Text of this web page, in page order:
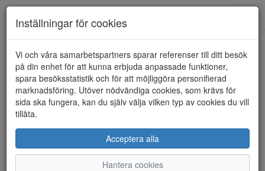
HEM DUFFY
Inställningar för cookies
Vi och våra samarbetspartners sparar referenser till ditt besök
på din enhet för att kunna erbjuda anpassade funktioner,
spara besöksstatistik och för att möjliggöra personifierad
marknadsföring. Utöver nödvändiga cookies, som krävs för
sida ska fungera, kan du själv välja vilken typ av cookies du vill
tillåta.
Acceptera alla
Hantera cookies